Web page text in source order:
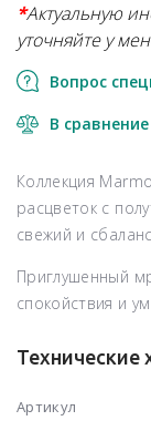
*Актуальную
уточняйте у
Вопрос
В сравнение
Коллекция
расцветок с
свежий и
Приглушенный
спокойствия и
Технические
Артикул